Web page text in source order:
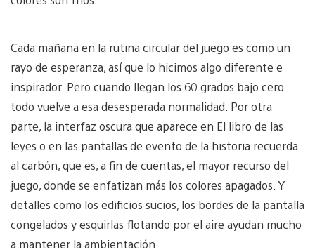
Cada mañana en la rutina circular del juego es como un
rayo de esperanza, así que lo hicimos algo diferente e
inspirador. Pero cuando llegan los 60 grados bajo cero
todo vuelve a esa desesperada normalidad. Por otra
parte, la interfaz oscura que aparece en El libro de las
leyes o en las pantallas de evento de la historia recuerda
al carbón, que es, a fin de cuentas, el mayor recurso del
juego, donde se enfatizan más los colores apagados. Y
detalles como los edificios sucios, los bordes de la pantalla
congelados y esquirlas flotando por el aire ayudan mucho
a mantener la ambientación.